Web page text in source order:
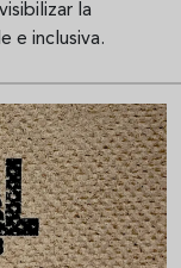
la
e inclusiva.